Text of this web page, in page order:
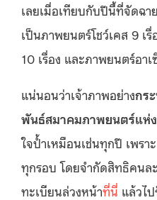
เลยเมื่อเทียบกับปีนี้ที่จัดฉา
เป็นภาพยนตร์โชว์เคส 9 เ
10 เรื่อง และภาพยนตร์อา
แน่นอนว่าเจ้าภาพอย่างกร
พันธ์สมาคมภาพยนตร์แห่ง
ใจป้ำเหมือนเช่นทุกปี เพรา
ทุกรอบ โดยจำกัดสิทธิคนล
ทะเบียนล่วงหน้าที่นี่ แล้วไ